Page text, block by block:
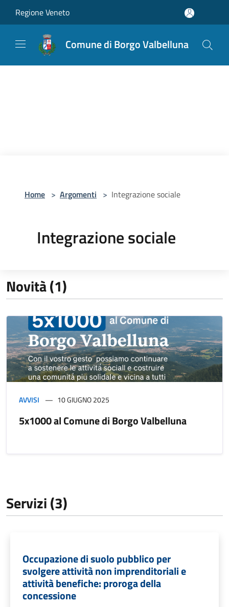
Regione Veneto
Comune di Borgo Valbelluna
Home > Argomenti > Integrazione sociale
Integrazione sociale
Novità (1)
AVVISI 10 GIUGNO 2025
5x1000 al Comune di Borgo Valbelluna
Servizi (3)
Occupazione di suolo pubblico per
svolgere attività non imprenditoriali e
attività benefiche: proroga della
concessione